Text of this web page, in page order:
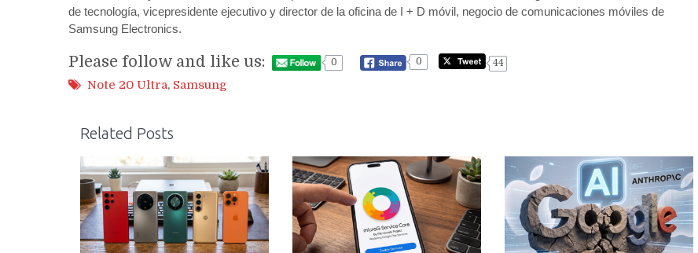
de tecnología, vicepresidente ejecutivo y director de la oficina de I + D móvil, negocio de comunicaciones móviles de
Samsung Electronics.
Please follow and like us: 0 0 44
Note 20 Ultra, Samsung
Related Posts